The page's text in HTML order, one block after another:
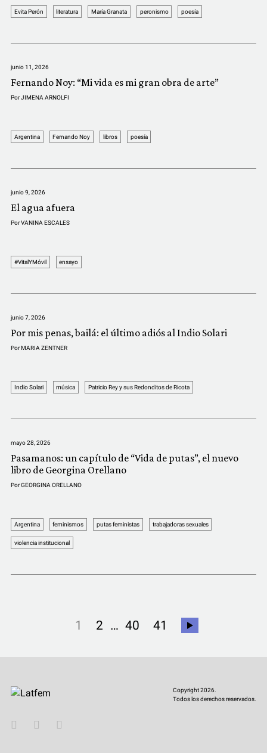
Evita Perón literatura María Granata peronismo poesía
junio 11, 2026
Fernando Noy: “Mi vida es mi gran obra de arte”
PorJIMENA ARNOLFI
Argentina Fernando Noy libros poesía
junio 9, 2026
El agua afuera
PorVANINA ESCALES
#VitalYMóvil ensayo
junio 7, 2026
Por mis penas, bailá: el último adiós al Indio Solari
PorMARIA ZENTNER
Indio Solari música Patricio Rey y sus Redonditos de Ricota
mayo 28, 2026
Pasamanos: un capítulo de “Vida de putas”, el nuevo
libro de Georgina Orellano
PorGEORGINA ORELLANO
Argentina feminismos putas feministas trabajadoras sexuales
violencia institucional
1 2 … 40 41
Copyright 2026.
Todos los derechos reservados.